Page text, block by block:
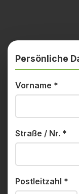
Persönliche
Vorname *
Straße / Nr. *
Postleitzahl *